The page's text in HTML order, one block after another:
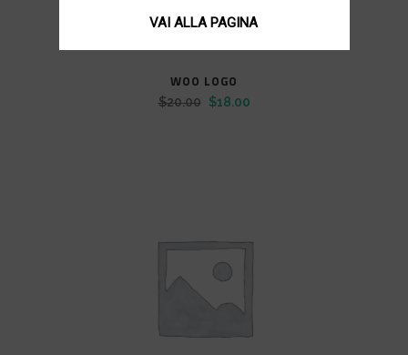
WOO LOGO
$20.00
Il
$18.00Il
VAI ALLA PAGINA